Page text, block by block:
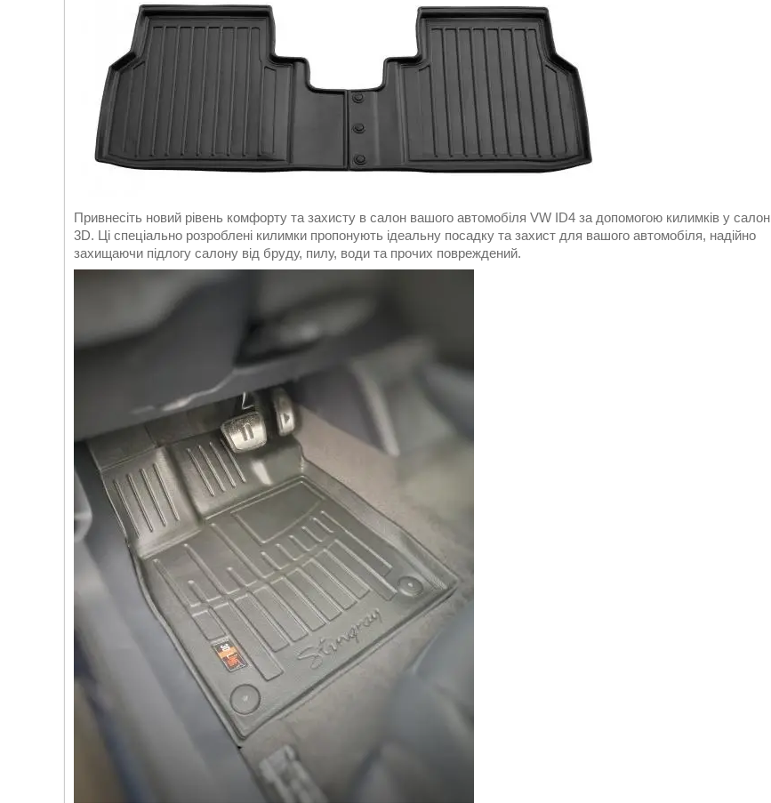
Привнесіть новий рівень комфорту та захисту в салон вашого автомобіля VW ID4 за допомогою килимків у салон
3D. Ці спеціально розроблені килимки пропонують ідеальну посадку та захист для вашого автомобіля, надійно
захищаючи підлогу салону від бруду, пилу, води та прочих повреждений.